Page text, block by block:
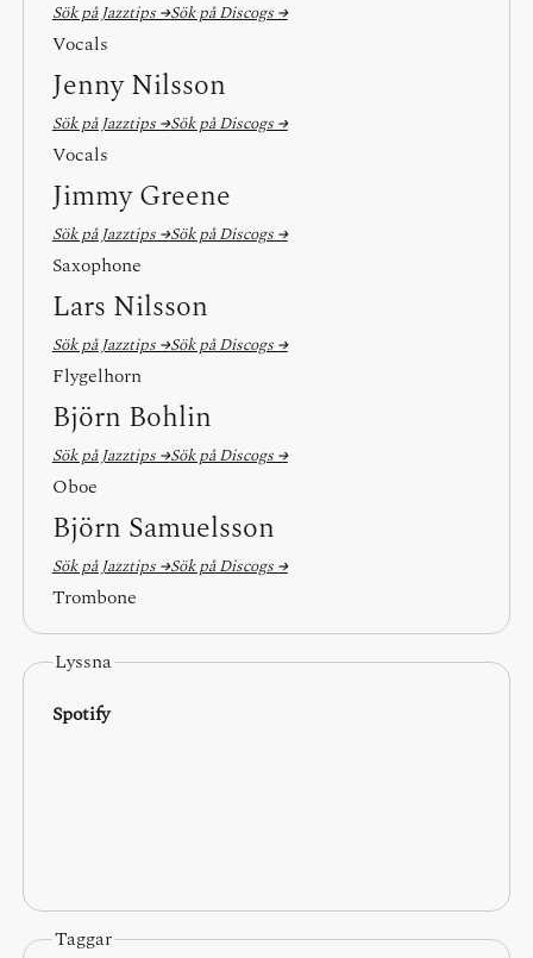
Sök på Jazztips →Sök på Discogs →
Vocals
Jenny Nilsson
Sök på Jazztips →Sök på Discogs →
Vocals
Jimmy Greene
Sök på Jazztips →Sök på Discogs →
Saxophone
Lars Nilsson
Sök på Jazztips →Sök på Discogs →
Flygelhorn
Björn Bohlin
Sök på Jazztips →Sök på Discogs →
Oboe
Björn Samuelsson
Sök på Jazztips →Sök på Discogs →
Trombone
Lyssna
Spotify
Taggar